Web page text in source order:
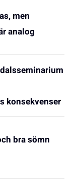
men
analog
konsekvenser
bra sömn